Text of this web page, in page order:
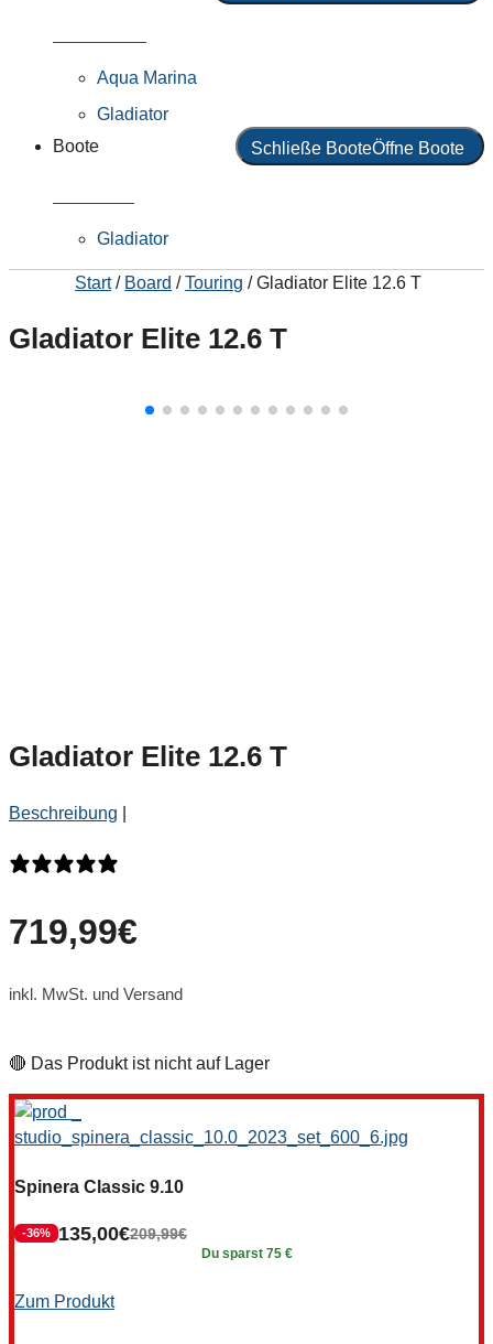
Aqua Marina
Gladiator
Boote
Schließe BooteÖffne Boote
Gladiator
Start/ Board /Touring / Gladiator Elite 12.6 T
Gladiator Elite 12.6 T
Gladiator Elite 12.6 T
Beschreibung
719,99€
inkl. MwSt. und Versand
🔴 Das Produkt ist nicht auf Lager
Spinera Classic 9.10
-36% 209,99€
135,00€
Du sparst 75 €
Zum Produkt